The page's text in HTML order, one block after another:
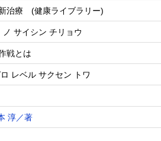
治療 (健康ライブラリー)
サイシン チリョウ
戦とは
レベル サクセン トワ
淳／著